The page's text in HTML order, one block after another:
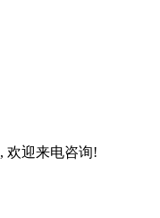
, 欢迎来电咨询!